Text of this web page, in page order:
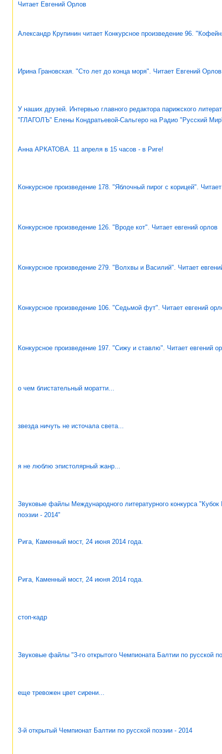
Читает Евгений Орлов
Александр Крупинин читает Конкурсное произведение 96.
Ирина Грановская. "Сто лет до конца моря". Читает Евгений Орлов
У наших друзей. Интервью главного редактора парижского
"ГЛАГОЛЪ" Елены Кондратьевой-Сальгеро на Радио "Русский
Анна АРКАТОВА. 11 апреля в 15 часов - в Риге!
Конкурсное произведение 178. "Яблочный пирог с корицей".
Конкурсное произведение 126. "Вроде кот". Читает евгений орлов
Конкурсное произведение 279. "Волхвы и Василий". Читает
Конкурсное произведение 106. "Седьмой фут". Читает евгений
Конкурсное произведение 197. "Сижу и ставлю". Читает евгений
о чем блистательный моратти...
звезда ничуть не источала света...
я не люблю эпистолярный жанр...
Звуковые файлы Международного литературного конкурса "Кубок
поэзии - 2014"
Рига, Каменный мост, 24 июня 2014 года.
Рига, Каменный мост, 24 июня 2014 года.
стоп-кадр
Звуковые файлы "3-го открытого Чемпионата Балтии по русской
еще тревожен цвет сирени...
3-й открытый Чемпионат Балтии по русской поэзии - 2014